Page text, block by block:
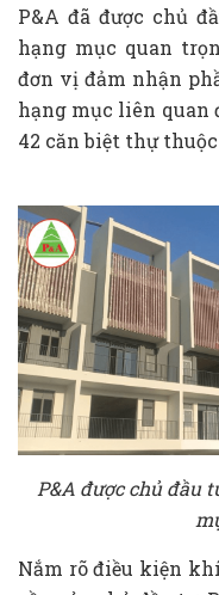
P&A đã được chủ
hạng mục quan
đơn vị đảm nhận
hạng mục liên quan
42 căn biệt thự
P&A được chủ đầu
Nắm rõ điều kiện